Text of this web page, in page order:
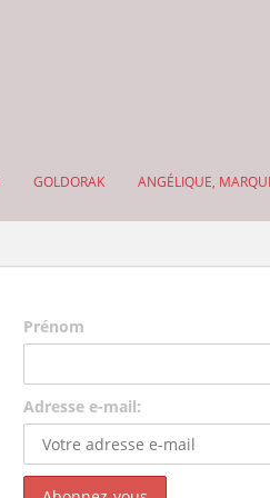
GOLDORAK ANGÉLIQUE,
Prénom
Adresse e-mail: